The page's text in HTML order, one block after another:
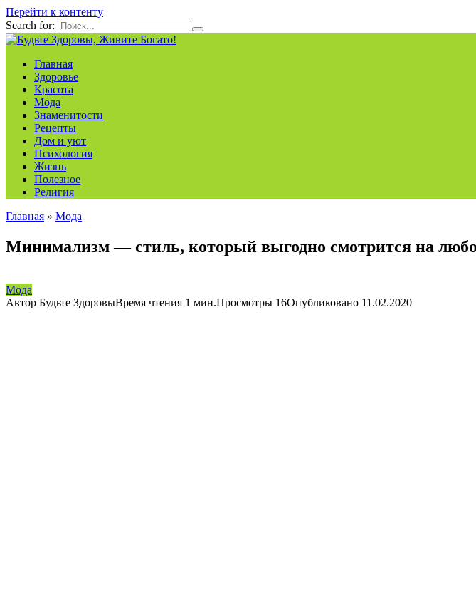
Перейти к контенту
Search for:
Главная
Здоровье
Красота
Мода
Знаменитости
Рецепты
Дом и уют
Психология
Жизнь
Полезное
Религия
Главная » Мода
Минимализм — стиль, который выгодно смотрится на
Мода
Автор Будьте ЗдоровыВремя чтения 1 мин.Просмотры 16Опубликовано 11.02.2020